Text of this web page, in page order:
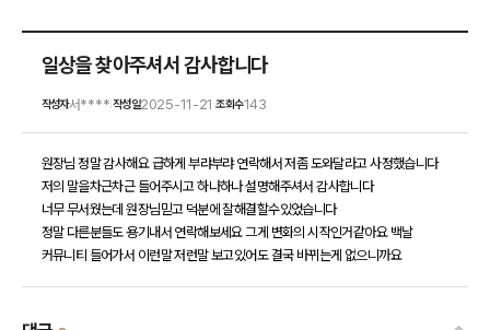
일상을 찾아주셔서 감사합니다
작성자서**** 작성일2025-11-21 |조회수143
원장님 정말 감사해요 급하게 부랴부랴 연락해서 저좀 도와달라고 사정했습니다
저의 말을차근차근 들어주시고 하나하나 설명해주셔서 감사합니다
너무 무서웠는데 원장님믿고 덕분에 잘해결할수있었습니다
정말 다른분들도 용기내서 연락해보세요 그게 변화의 시작인거같아요 백날
커뮤니티 들어가서 이런말 저런말 보고있어도 결국 바뀌는게 없으니까요